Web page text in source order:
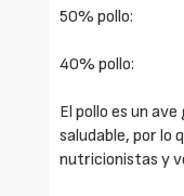
50% pollo:
40% pollo:
El pollo es un
saludable, por lo
nutricionistas y